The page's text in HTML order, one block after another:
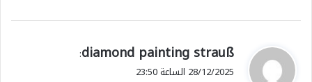
ي
ق
diamond painting strauß
:
28/12/2025 الساعة 23:50